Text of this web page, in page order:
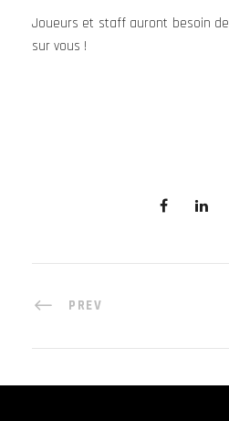
Joueurs et staff auront besoin
sur vous !
PREV